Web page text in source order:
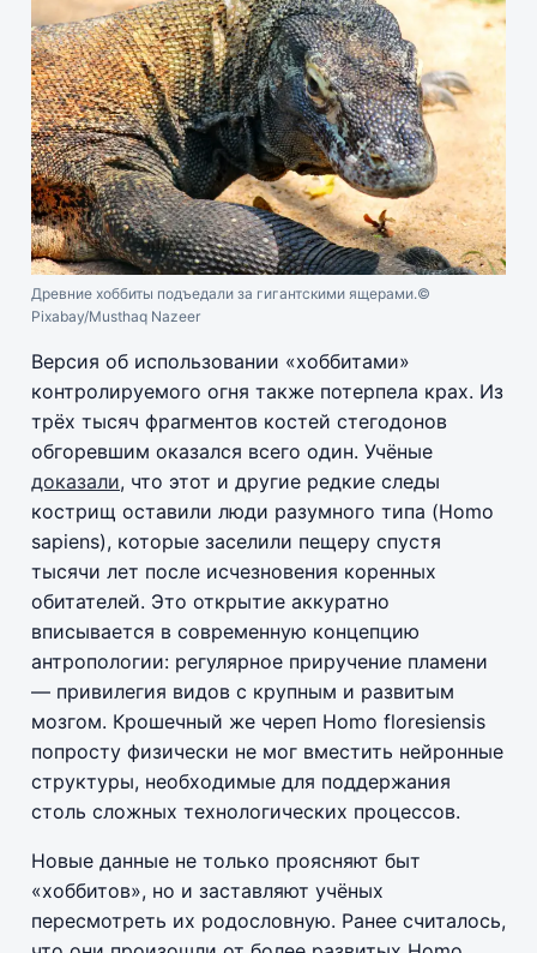
Древние хоббиты подъедали за гигантскими ящерами.©
Pixabay/Musthaq Nazeer
Версия об использовании «хоббитами»
контролируемого огня также потерпела крах. Из
трёх тысяч фрагментов костей стегодонов
обгоревшим оказался всего один. Учёные
доказали, что этот и другие редкие следы
кострищ оставили люди разумного типа (Homo
sapiens), которые заселили пещеру спустя
тысячи лет после исчезновения коренных
обитателей. Это открытие аккуратно
вписывается в современную концепцию
антропологии: регулярное приручение пламени
— привилегия видов с крупным и развитым
мозгом. Крошечный же череп Homo floresiensis
попросту физически не мог вместить нейронные
структуры, необходимые для поддержания
столь сложных технологических процессов.
Новые данные не только проясняют быт
«хоббитов», но и заставляют учёных
пересмотреть их родословную. Ранее считалось,